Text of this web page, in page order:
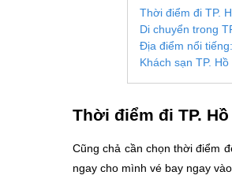
Thời điểm đi TP.
Di chuyển trong
Địa điểm nổi tiếng:
Khách sạn TP.
Thời điểm đi TP.
Cũng chả cần chọn thời điểm
ngay cho mình vé bay ngay